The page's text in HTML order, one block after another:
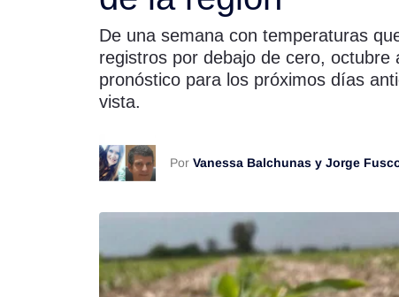
Seguinos
De una semana con temperaturas
registros por debajo de cero, octubre
pronóstico para los próximos días
vista.
Por Vanessa Balchunas y Jorge